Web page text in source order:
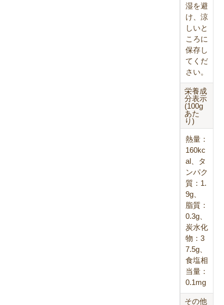
湿を避
け、涼
しいと
ころに
保存し
てくだ
さい。
栄養成
分表示
(100g
あた
り)
熱量：
160kc
al、タ
ンパク
質：1.
9g、
脂質：
0.3g、
炭水化
物：3
7.5g、
食塩相
当量：
0.1mg
その他